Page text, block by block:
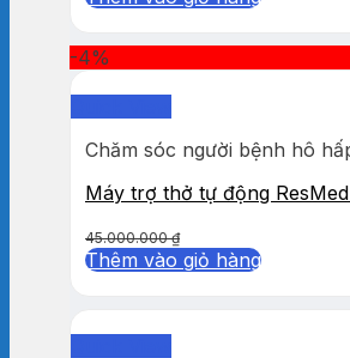
-4%
Chăm sóc người bệnh hô
Máy trợ thở tự động
45.000.000₫
Thêm vào giỏ hàng